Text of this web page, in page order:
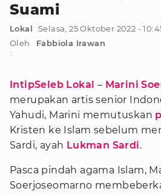
Suami
Lokal
Selasa, 25 Oktober 2022 -
Oleh
:
Fabbiola Irawan
IntipSeleb Lokal – Marini
merupakan artis senior
Yahudi, Marini memutuskan
Kristen ke Islam sebelum
Sardi, ayah Lukman Sardi.
Pasca pindah agama Islam,
Soerjoseomarno